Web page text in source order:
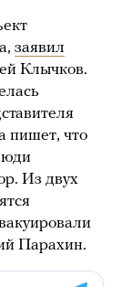
заявил
Клычков.
пишет, что
Из двух
Парахин.